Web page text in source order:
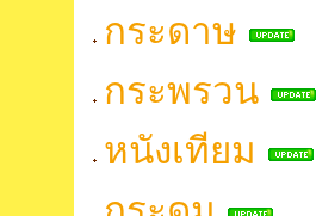
กระดาษ
กระพรวน
หนังเทียม